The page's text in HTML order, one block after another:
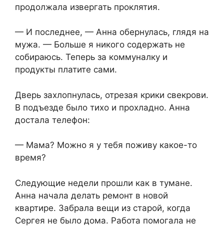
продолжала извергать проклятия.
— И последнее, — Анна обернулась, глядя на
мужа. — Больше я никого содержать не
собираюсь. Теперь за коммуналку и
продукты платите сами.
Дверь захлопнулась, отрезая крики свекрови.
В подъезде было тихо и прохладно. Анна
достала телефон:
— Мама? Можно я у тебя поживу какое-то
время?
Следующие недели прошли как в тумане.
Анна начала делать ремонт в новой
квартире. Забрала вещи из старой, когда
Сергея не было дома. Работа помогала не